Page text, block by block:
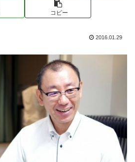
コピー
2016.01.29